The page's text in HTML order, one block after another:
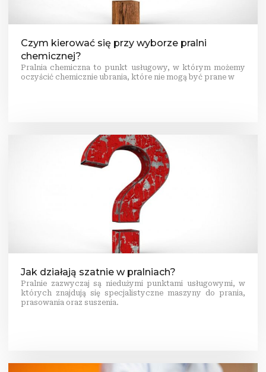
Czym kierować się przy wyborze pralni
chemicznej?
Pralnia chemiczna to punkt usługowy, w którym możemy
oczyścić chemicznie ubrania, które nie mogą być prane w
Jak działają szatnie w pralniach?
Pralnie zazwyczaj są niedużymi punktami usługowymi, w
których znajdują się specjalistyczne maszyny do prania,
prasowania oraz suszenia.